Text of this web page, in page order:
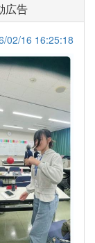
広告
02/16 16:25:18